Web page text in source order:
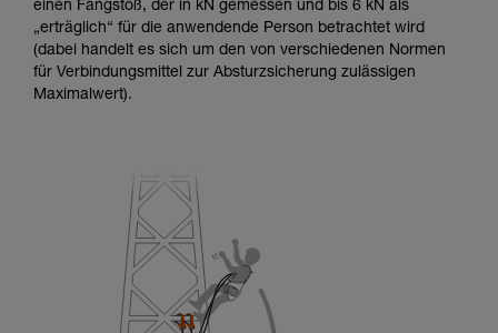
einen Fangstoß, der in kN gemessen und bis 6 kN als
„erträglich“ für die anwendende Person betrachtet wird
(dabei handelt es sich um den von verschiedenen Normen
für Verbindungsmittel zur Absturzsicherung zulässigen
Maximalwert).